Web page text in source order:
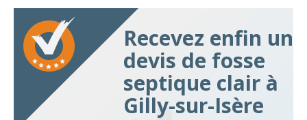
Recevez enfin un
devis de fosse
septique clair à
Gilly-sur-Isère